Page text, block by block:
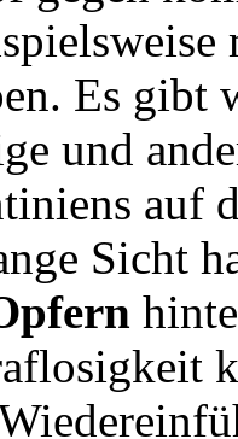
Es gibt
und
auf
Sicht